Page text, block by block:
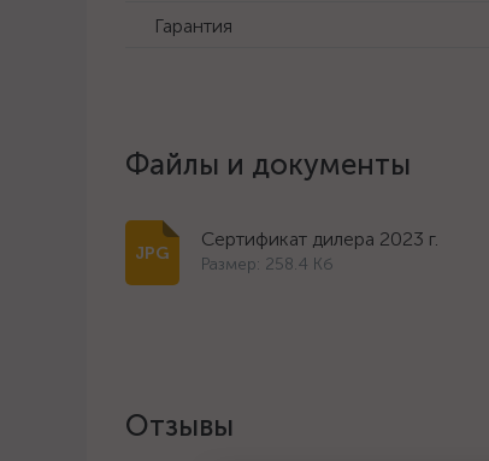
Гарантия
Файлы и документы
Сертификат дилера 2023 г.
Размер: 258.4 Кб
Отзывы